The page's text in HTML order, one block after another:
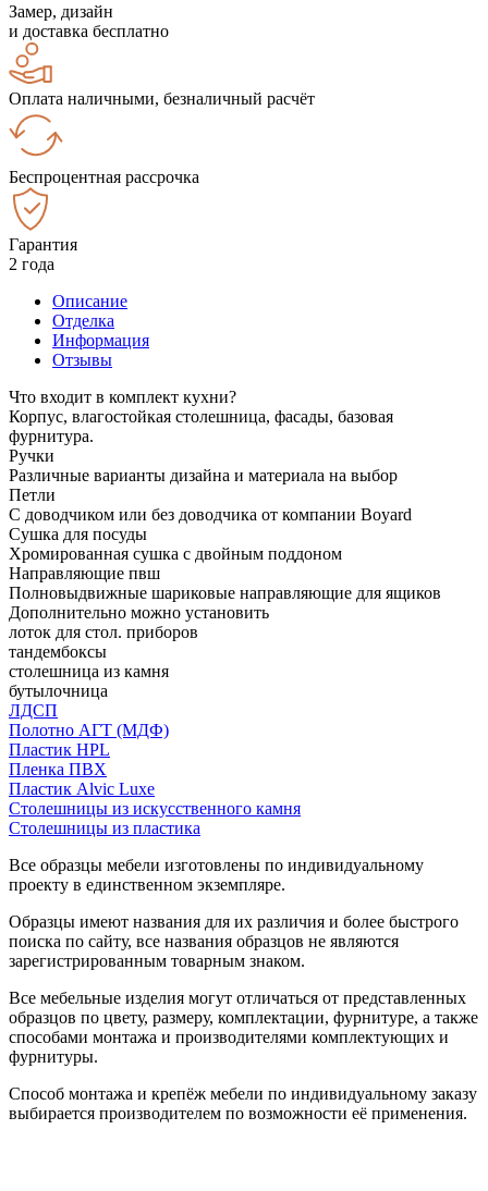
Замер, дизайн
и доставка бесплатно
Оплата наличными, безналичный расчёт
Беспроцентная рассрочка
Гарантия
2 года
Описание
Отделка
Информация
Отзывы
Что входит в комплект кухни?
Корпус, влагостойкая столешница, фасады, базовая
фурнитура.
Ручки
Различные варианты дизайна и материала на выбор
Петли
С доводчиком или без доводчика от компании Boyard
Сушка для посуды
Хромированная сушка с двойным поддоном
Направляющие пвш
Полновыдвижные шариковые направляющие для ящиков
Дополнительно можно установить
лоток для стол. приборов
тандембоксы
столешница из камня
бутылочница
ЛДСП
Полотно АГТ (МДФ)
Пластик HPL
Пленка ПВХ
Пластик Alvic Luxe
Столешницы из искусственного камня
Столешницы из пластика
Все образцы мебели изготовлены по индивидуальному
проекту в единственном экземпляре.
Образцы имеют названия для их различия и более быстрого
поиска по сайту, все названия образцов не являются
зарегистрированным товарным знаком.
Все мебельные изделия могут отличаться от представленных
образцов по цвету, размеру, комплектации, фурнитуре, а также
способами монтажа и производителями комплектующих и
фурнитуры.
Способ монтажа и крепёж мебели по индивидуальному заказу
выбирается производителем по возможности её применения.